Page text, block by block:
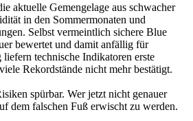
aktuelle Gemengelage aus schwacher
in den Sommermonaten und
Selbst vermeintlich sichere Blue
bewertet und damit anfällig für
technische Indikatoren erste
Rekordstände nicht mehr bestätigt.
spürbar. Wer jetzt nicht genauer
dem falschen Fuß erwischt zu werden.